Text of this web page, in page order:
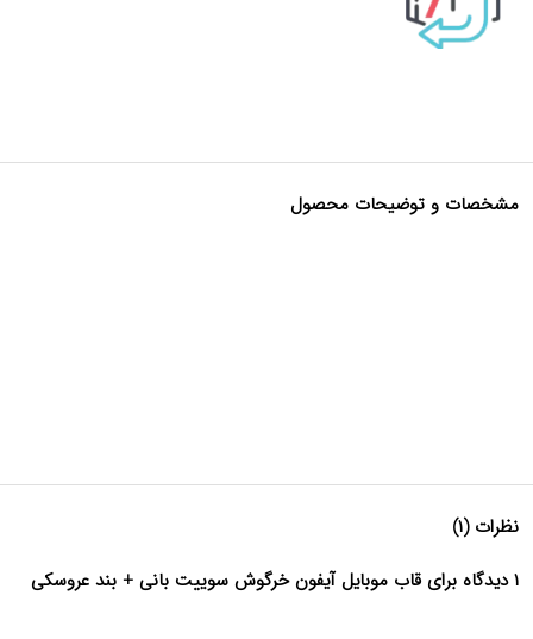
مشخصات و توضیحات محصول
نظرات (۱)
۱ دیدگاه برای قاب موبایل آیفون خرگوش سوییت بانی + بند عروسکی